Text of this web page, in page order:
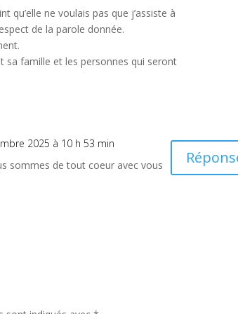
qu’elle ne voulais pas que j’assiste à
de la parole donnée.
sa famille et les personnes qui seront
2025 à 10 h 53 min
sommes de tout coeur avec vous